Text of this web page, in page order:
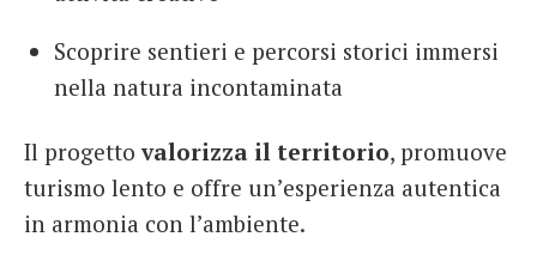
Scoprire sentieri e percorsi storici immersi
nella natura incontaminata
Il progettovalorizza il territorio, promuove
turismo lento e offre un’esperienza autentica
in armonia con l’ambiente.